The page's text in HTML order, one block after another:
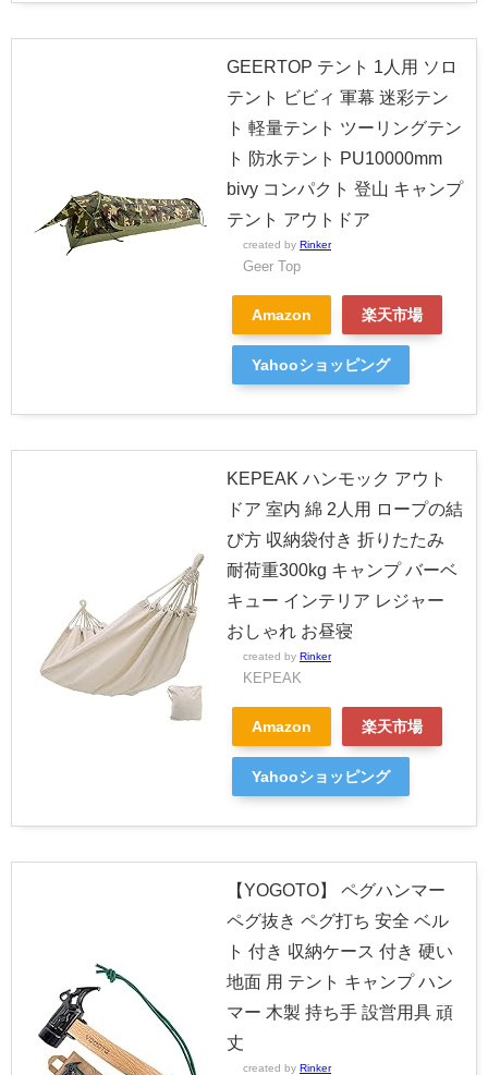
GEERTOP テント 1人用 ソロ
テント ビビィ 軍幕 迷彩テン
ト 軽量テント ツーリングテン
ト 防水テント PU10000mm
bivy コンパクト 登山 キャンプ
テント アウトドア
created by Rinker
Geer Top
Amazon 楽天市場
Yahooショッピング
KEPEAK ハンモック アウト
ドア 室内 綿 2人用 ロープの結
び方 収納袋付き 折りたたみ
耐荷重300kg キャンプ バーベ
キュー インテリア レジャー
おしゃれ お昼寝
created by Rinker
KEPEAK
Amazon 楽天市場
Yahooショッピング
【YOGOTO】 ペグハンマー
ペグ抜き ペグ打ち 安全 ベル
ト 付き 収納ケース 付き 硬い
地面 用 テント キャンプ ハン
マー 木製 持ち手 設営用具 頑
丈
created by Rinker